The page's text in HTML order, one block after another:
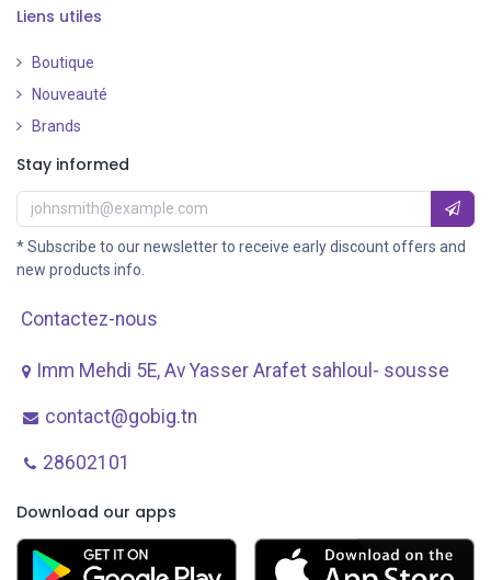
Liens utiles
Boutique
Nouveauté
Brands
Stay informed
* Subscribe to our newsletter to receive early discount offers and
new products info.
Contactez-nous
Imm Mehdi 5E, Av ​Yasser Arafet sahloul- sousse
contact@gobig.tn
28602101
Download our apps